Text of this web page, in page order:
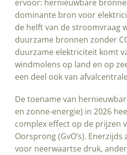
ervoor: hernieuwbare
dominante bron voor
de helft van de stroomvraag
duurzame bronnen zonder
duurzame elektriciteit komt
windmolens op land en op
een deel ook van
De toename van
en zonne-energie) in 2026
complex effect op de prijzen
Oorsprong (GvO’s).
voor neerwaartse druk,